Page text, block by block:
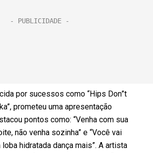
por sucessos como “Hips Don”t
prometeu uma apresentação
pontos como: “Venha com sua
não venha sozinha” e “Você vai
loba hidratada dança mais”. A artista